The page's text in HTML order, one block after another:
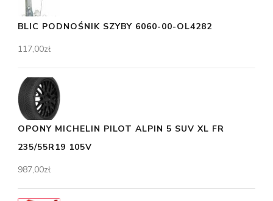
BLIC PODNOŚNIK SZYBY 6060-00-OL4282
117,00zł
OPONY MICHELIN PILOT ALPIN 5 SUV XL FR
235/55R19 105V
987,00zł